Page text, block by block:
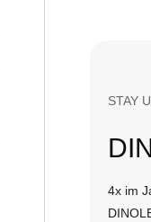
STAY
4x im